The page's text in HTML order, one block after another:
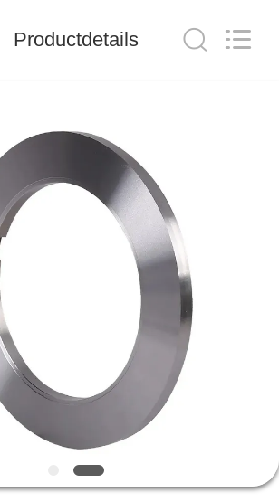
Productdetails